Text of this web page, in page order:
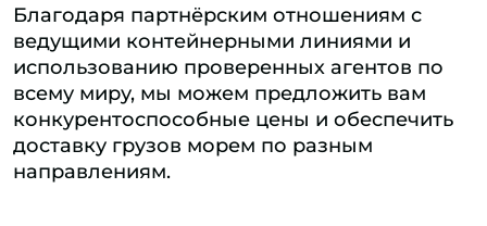
Благодаря партнёрским отношениям с
ведущими контейнерными линиями и
использованию проверенных агентов по
всему миру, мы можем предложить вам
конкурентоспособные цены и обеспечить
доставку грузов морем по разным
направлениям.